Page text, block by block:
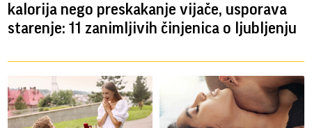
kalorija nego preskakanje vijače, usporava
starenje: 11 zanimljivih činjenica o ljubljenju